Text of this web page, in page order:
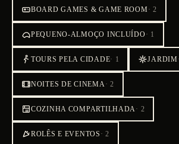
BOARD GAMES & GAME ROOM·2
PEQUENO-ALMOÇO INCLUÍDO· 1
TOURS PELA CIDADE· 1 JARDIM
NOITES DE CINEMA· 2
COZINHA COMPARTILHADA· 2
ROLÊS E EVENTOS ·2